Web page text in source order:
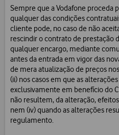
Sempre que a Vodafone proceda
qualquer das condições
cliente pode, no caso de não
rescindir o contrato de prestação
qualquer encargo, mediante
antes da entrada em vigor das
de mera atualização de preços
(ii) nos casos em que as
exclusivamente em benefício do
não resultem, da alteração,
nem (iv) quando as alterações
regulamento.